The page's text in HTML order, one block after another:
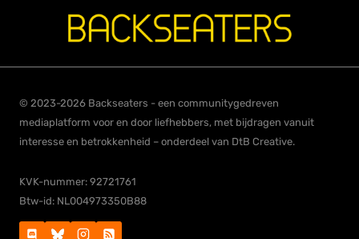
© 2023-2026 Backseaters - een communitygedreven
mediaplatform voor en door liefhebbers, met bijdragen vanuit
interesse en betrokkenheid – onderdeel van DtB Creative.
KVK-nummer: 92721761
Btw-id: NL004973350B88